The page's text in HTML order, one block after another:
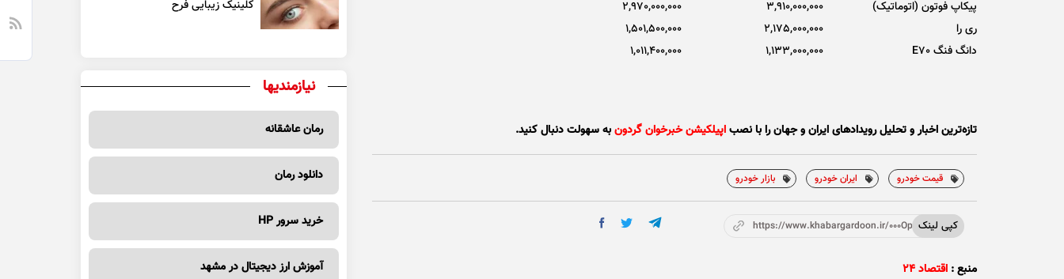
پیکاپ فوتون (اتوماتیک)
3,910,000,000
2,970,000,000
ری را
2,175,000,000
1,501,500,000
دانگ فنگ E70
1,133,000,000
1,011,400,000
تازه‌ترین اخبار و تحلیل‌ رویدادهای ایران و جهان را با نصباپیلکیشن خبرخوان گردونبه سهولت دنبال کنید.
قیمت خودرو ایران خودرو بازار خودرو
کپی لینک https://www.khabargardoon.ir/000Ope
منبع : اقتصاد ۲۴
کلینیک زیبایی فرح
نیازمندیها
رمان عاشقانه
دانلود رمان
خرید سرور HP
آموزش ارز دیجیتال در مشهد